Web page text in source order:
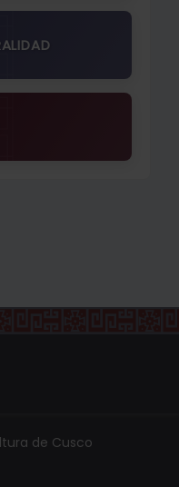
de Cusco